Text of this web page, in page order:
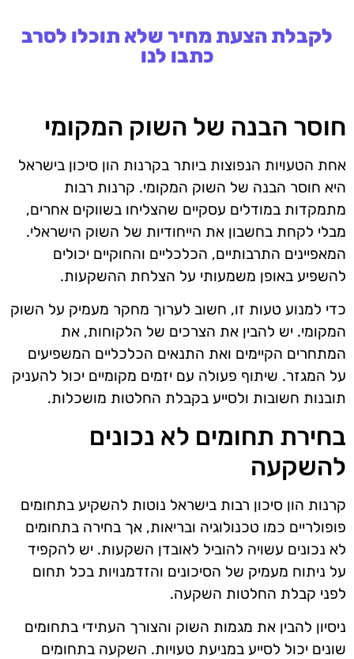
לקבלת הצעת מחיר שלא תוכלו לסרב
כתבו לנו
חוסר הבנה של השוק המקומי
אחת הטעויות הנפוצות ביותר בקרנות הון סיכון בישראל
היא חוסר הבנה של השוק המקומי. קרנות רבות
מתמקדות במודלים עסקיים שהצליחו בשווקים אחרים,
מבלי לקחת בחשבון את הייחודיות של השוק הישראלי.
המאפיינים התרבותיים, הכלכליים והחוקיים יכולים
להשפיע באופן משמעותי על הצלחת ההשקעות.
כדי למנוע טעות זו, חשוב לערוך מחקר מעמיק על השוק
המקומי. יש להבין את הצרכים של הלקוחות, את
המתחרים הקיימים ואת התנאים הכלכליים המשפיעים
על המגזר. שיתוף פעולה עם יזמים מקומיים יכול להעניק
תובנות חשובות ולסייע בקבלת החלטות מושכלות.
בחירת תחומים לא נכונים
להשקעה
קרנות הון סיכון רבות בישראל נוטות להשקיע בתחומים
פופולריים כמו טכנולוגיה ובריאות, אך בחירה בתחומים
לא נכונים עשויה להוביל לאובדן השקעות. יש להקפיד
על ניתוח מעמיק של הסיכונים והזדמנויות בכל תחום
לפני קבלת החלטות השקעה.
ניסיון להבין את מגמות השוק והצורך העתידי בתחומים
שונים יכול לסייע במניעת טעויות. השקעה בתחומים